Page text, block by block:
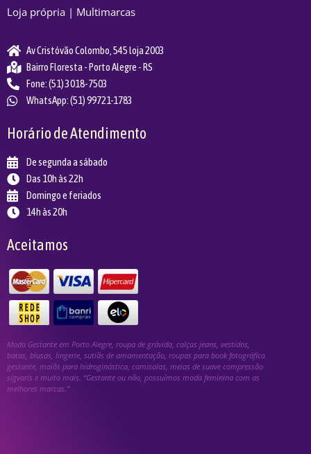
Loja própria | Multimarcas
Av Cristóvão Colombo, 545 loja 2003
Bairro Floresta - Porto Alegre - RS
Fone: (51) 3018-7503
WhatsApp: (51) 99721-1783
Horário de Atendimento
De segunda a sábado
Das 10h às 22h
Domingo e feriados
14h às 20h
Aceitamos
Moda Gestante em Porto Alegre, roupa de grávida, calças jeans, vestidos,
batas, blusas, lingerie, sutiãs de amamentação, roupas para book fotográfico
gestante, maiôs para hidroginástica, camisolas, meias de suave compressão
sigvaris e muito mais. “Gestante ou não, possuímos moda feminina com as
melhores marcas.”